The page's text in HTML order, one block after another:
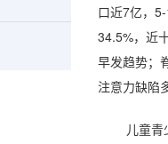
口近7亿，
34.5%，近
早发趋势；
注意力缺陷
儿童